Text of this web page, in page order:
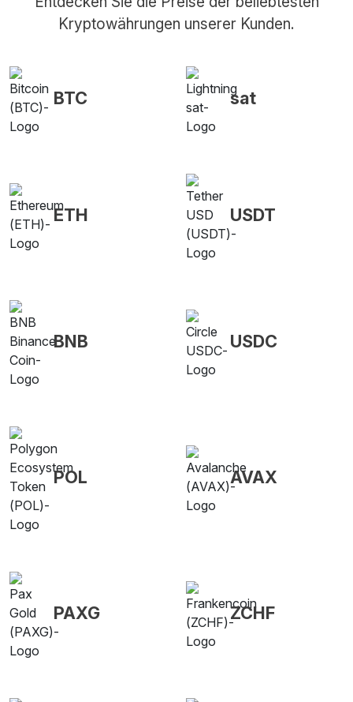
Kryptowährungen unserer Kunden.
BTC sat
ETH USDT
BNB USDC
POL AVAX
PAXG ZCHF